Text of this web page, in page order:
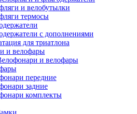
и велобутылки
термосы
с дополнениями
для триатлона
и велофары
и велофары
передние
задние
комплекты